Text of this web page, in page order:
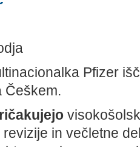
Pfizer
Češkem.
in večletne